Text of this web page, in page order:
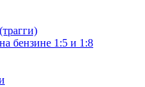
бензине 1:5 и 1:8